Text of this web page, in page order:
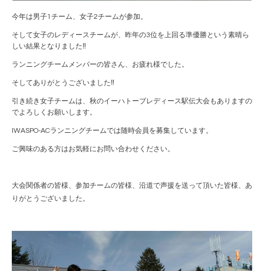
今年は男子1チーム、女子2チームが参加。
そして女子のレディースチームが、昨年の3位を上回る準優勝という素晴ら
しい結果となりました‼
ランニングチームメンバーの皆さん、お疲れ様でした。
そしてありがとうございました‼
引き続き女子チームは、秋のイーハトーブレディース駅伝大会もありますの
でよろしくお願いします。
IWASPO-ACランニングチームでは随時会員を募集しています。
ご興味のある方はお気軽にお問い合わせください。
大会関係者の皆様、参加チームの皆様、沿道で声援を送って頂いた皆様、あ
りがとうございました。